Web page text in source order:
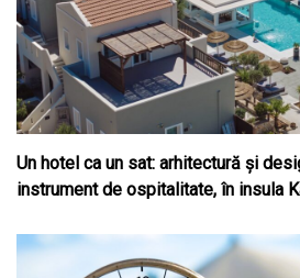
Un hotel ca un sat: arhitectură și
instrument de ospitalitate, în insula